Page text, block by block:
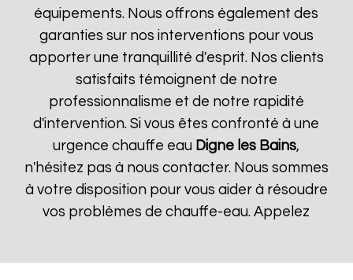
équipements. Nous offrons également des
garanties sur nos interventions pour vous
apporter une tranquillité d'esprit. Nos clients
satisfaits témoignent de notre
professionnalisme et de notre rapidité
d'intervention. Si vous êtes confronté à une
urgence chauffe eau Digne les Bains,
n'hésitez pas à nous contacter. Nous sommes
à votre disposition pour vous aider à résoudre
vos problèmes de chauffe-eau. Appelez